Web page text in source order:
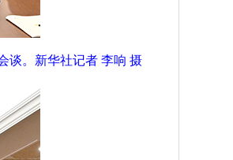
谈。新华社记者 李响 摄